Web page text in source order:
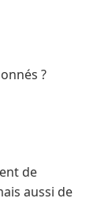
?
de
aussi de